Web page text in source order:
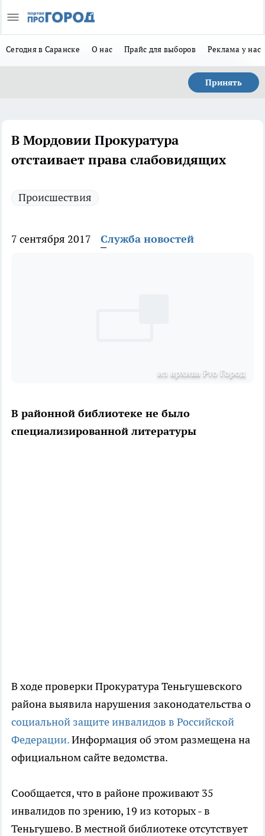
Сегодня в Саранске О нас Прайс для выборов Реклама у нас
Принять
В Мордовии Прокуратура
отстаивает права слабовидящих
Происшествия
7 сентября 2017 Служба новостей
из архива Pro Город
В районной библиотеке не было
специализированной литературы
В ходе проверки Прокуратура Теньгушевского
района выявила нарушения законодательства о
социальной защите инвалидов в Российской
Федерации.Информация об этом размещена на
официальном сайте ведомства.
Сообщается, что в районе проживают 35
инвалидов по зрению, 19 из которых - в
Теньгушево. В местной библиотеке отсутствует